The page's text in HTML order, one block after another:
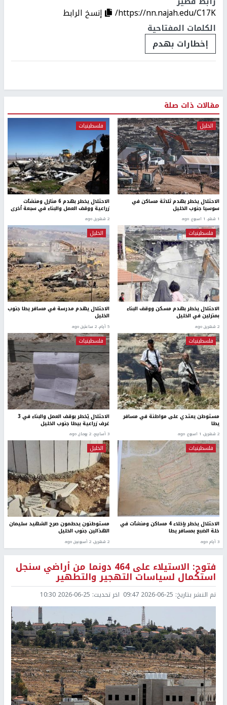
https://nn.najah.edu/C17K/
إنسخ الرابط
الكلمات المفتاحية
إخطارات بهدم
مقالات ذات صلة
الخليل
الاحتلال يخطر بهدم ثلاثة مساكن في
سوسيا جنوب الخليل
1 شهر، 1 اسبوع. ago
فلسطينيات
الاحتلال يخطر بهدم 6 منازل ومنشآت
زراعية ووقف العمل والبناء في سبعة أخرى
2 شهرين ago
فلسطينيات
الاحتلال يخطر بهدم مسكن ووقف البناء
بمنزلين في الخليل
2 شهرين ago
الخليل
الاحتلال يهدم مدرسة في مسافر يطا جنوب
الخليل
5 أيام، 2 ساعتين ago
فلسطينيات
مستوطن يعتدي على مواطنة في مسافر
يطا
2 شهرين، 1 اسبوع. ago
فلسطينيات
الاحتلال يُخطر بوقف العمل والبناء في 3
غرف زراعية بيطا جنوب الخليل
3 أسابيع، 2 يومان ago
فلسطينيات
الاحتلال يخطر بإخلاء 4 مساكن ومنشآت في
خلة الضبع بمسافر يطا
3 أيام ago
الخليل
مستوطنون يحطمون صرح الشهيد سليمان
الهذالين جنوب الخليل
2 شهرين، 2 أسبوعين ago
فتوح: الاستيلاء على 464 دونما من أراضي سنجل
استكمال لسياسات التهجير والتطهير
تم النشر بتاريخ: 2026-06-25 09:47 اخر تحديث: 2026-06-25 10:30